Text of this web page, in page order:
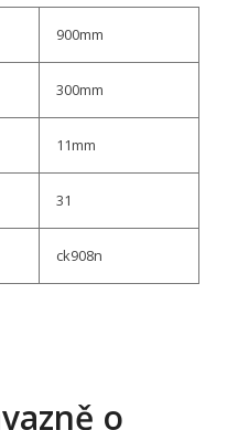
900mm
300mm
11mm
31
ck908n
o